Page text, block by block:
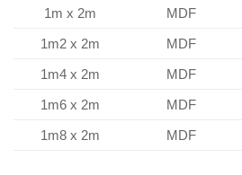
1m x 2m
MDF
1m2 x 2m
MDF
1m4 x 2m
MDF
1m6 x 2m
MDF
1m8 x 2m
MDF